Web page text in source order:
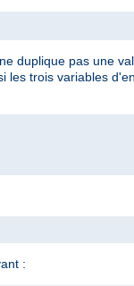
duplique pas une
les trois variables
: